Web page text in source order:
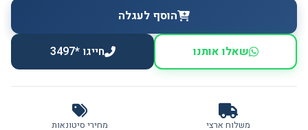
הוסף לעגלה
שאלו אותנו חייגו *3497
משלוח ארצי מחירי סיטונאות